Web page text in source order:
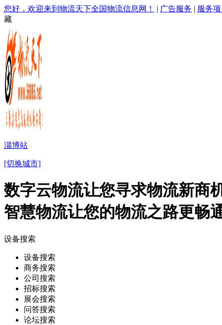
您好，欢迎来到物流天下全国物流信息网！ | 广告服务 | 服务
藏
淄博站
[切换城市]
数字云物流让您寻求物流新商
智慧物流让您的物流之路更畅
设备搜索
设备搜索
商务搜索
公司搜索
招标搜索
展会搜索
问答搜索
论坛搜索